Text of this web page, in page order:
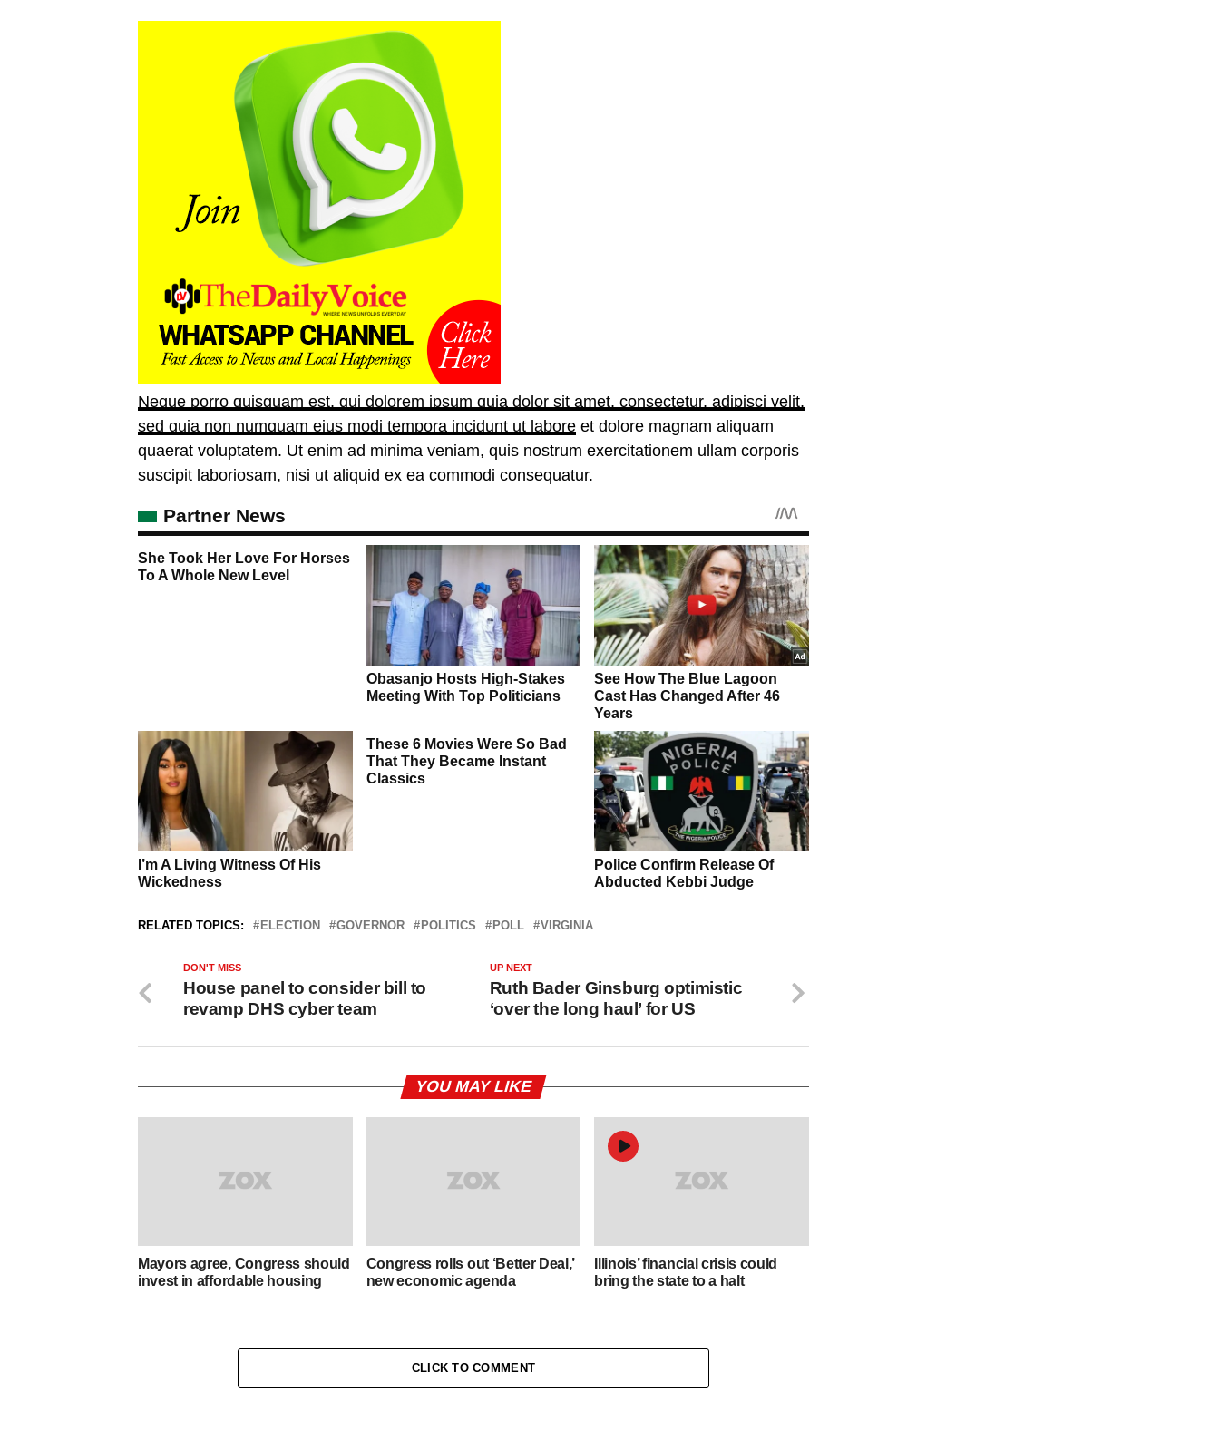
Neque porro quisquam est, qui dolorem ipsum quia dolor sit amet, consectetur, adipisci velit,
sed quia non numquam eius modi tempora incidunt ut labore et dolore magnam aliquam
quaerat voluptatem. Ut enim ad minima veniam, quis nostrum exercitationem ullam corporis
suscipit laboriosam, nisi ut aliquid ex ea commodi consequatur.
RELATED TOPICS: ELECTION GOVERNOR POLITICS POLL VIRGINIA
UP NEXT
Ruth Bader Ginsburg optimistic
‘over the long haul’ for US
DON'T MISS
House panel to consider bill to
revamp DHS cyber team
YOU MAY LIKE
Mayors agree, Congress should
invest in affordable housing
Congress rolls out ‘Better Deal,’
new economic agenda
Illinois’ financial crisis could
bring the state to a halt
CLICK TO COMMENT